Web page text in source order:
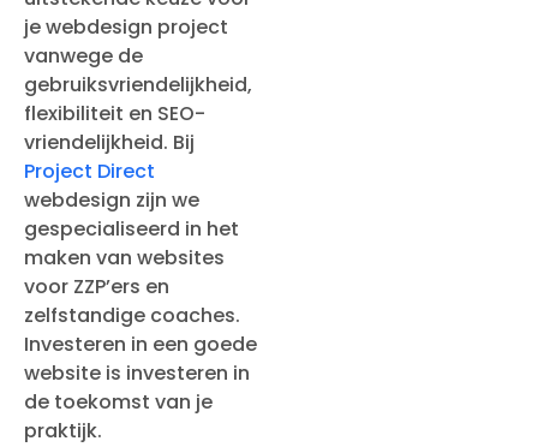
je webdesign project
vanwege de
gebruiksvriendelijkheid,
flexibiliteit en SEO-
vriendelijkheid. Bij
Project Direct
webdesign zijn we
gespecialiseerd in het
maken van websites
voor ZZP’ers en
zelfstandige coaches.
Investeren in een goede
website is investeren in
de toekomst van je
praktijk.